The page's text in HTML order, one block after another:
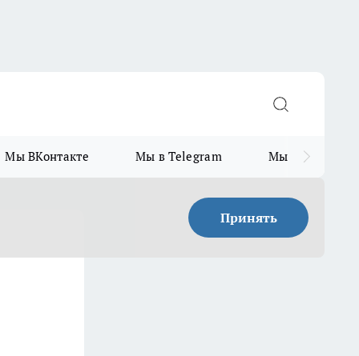
Мы ВКонтакте Мы в Telegram Мы в MAX
Принять